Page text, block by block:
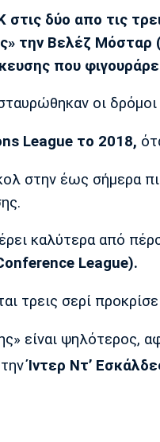
στις δύο απο τις
την Βελέζ Μόσταρ
που
οι
League το 2018,
στην έως σήμερα
καλύτερα από
League).
τρεις σερί
είναι ψηλότερος,
Ίντερ Ντ’